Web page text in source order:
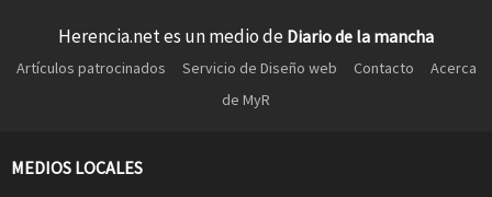
Herencia.net es un medio de Diario de la mancha
Artículos patrocinados Servicio de Diseño web Contacto
Acerca
de MyR
MEDIOS LOCALES